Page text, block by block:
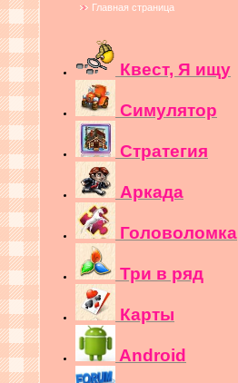
Главная страница
Квест, Я ищу
Симулятор
Стратегия
Аркада
Головоломка
Три в ряд
Карты
Android